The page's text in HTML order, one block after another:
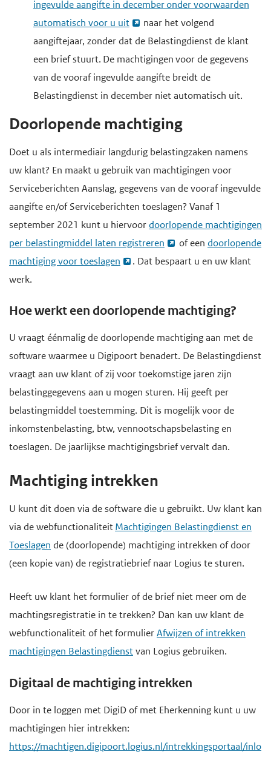
ingevulde aangifte in december onder voorwaarden
automatisch voor u uit
naar het volgend
aangiftejaar, zonder dat de Belastingdienst de klant
een brief stuurt. De machtigingen voor de gegevens
van de vooraf ingevulde aangifte breidt de
Belastingdienst in december niet automatisch uit.
Doorlopende machtiging
Doet u als intermediair langdurig belastingzaken namens
uw klant? En maakt u gebruik van machtigingen voor
Serviceberichten Aanslag, gegevens van de vooraf ingevulde
aangifte en/of Serviceberichten toeslagen? Vanaf 1
september 2021 kunt u hiervoordoorlopende machtigingen
per belastingmiddel laten registreren
of een doorlopende
machtiging voor toeslagen
. Dat bespaart u en uw klant
werk.
Hoe werkt een doorlopende machtiging?
U vraagt éénmalig de doorlopende machtiging aan met de
software waarmee u Digipoort benadert. De Belastingdienst
vraagt aan uw klant of zij voor toekomstige jaren zijn
belastinggegevens aan u mogen sturen. Hij geeft per
belastingmiddel toestemming. Dit is mogelijk voor de
inkomstenbelasting, btw, vennootschapsbelasting en
toeslagen. De jaarlijkse machtigingsbrief vervalt dan.
Machtiging intrekken
U kunt dit doen via de software die u gebruikt. Uw klant kan
via de webfunctionaliteitMachtigingen Belastingdienst en
Toeslagen de (doorlopende) machtiging intrekken of door
(een kopie van) de registratiebrief naar Logius te sturen.
Heeft uw klant het formulier of de brief niet meer om de
machtingsregistratie in te trekken? Dan kan uw klant de
webfunctionaliteit of het formulierAfwijzen of intrekken
machtigingen Belastingdienstvan Logius gebruiken.
Digitaal de machtiging intrekken
Door in te loggen met DigiD of met Eherkenning kunt u uw
machtigingen hier intrekken:
https://machtigen.digipoort.logius.nl/intrekkingsportaal/inlo